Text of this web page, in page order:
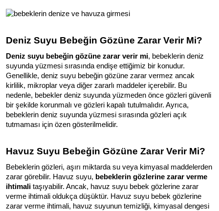
Deniz Suyu Bebeğin Gözüne Zarar Verir Mi?
Deniz suyu bebeğin gözüne zarar verir mi, bebeklerin deniz
suyunda yüzmesi sırasında endişe ettiğimiz bir konudur.
Genellikle, deniz suyu bebeğin gözüne zarar vermez ancak
kirlilik, mikroplar veya diğer zararlı maddeler içerebilir. Bu
nedenle, bebekler deniz suyunda yüzmeden önce gözleri güvenli
bir şekilde korunmalı ve gözleri kapalı tutulmalıdır. Ayrıca,
bebeklerin deniz suyunda yüzmesi sırasında gözleri açık
tutmaması için özen gösterilmelidir.
Havuz Suyu Bebeğin Gözüne Zarar Verir Mi?
Bebeklerin gözleri, aşırı miktarda su veya kimyasal maddelerden
zarar görebilir. Havuz suyu, bebeklerin gözlerine zarar verme
ihtimali taşıyabilir. Ancak, havuz suyu bebek gözlerine zarar
verme ihtimali oldukça düşüktür. Havuz suyu bebek gözlerine
zarar verme ihtimali, havuz suyunun temizliği, kimyasal dengesi